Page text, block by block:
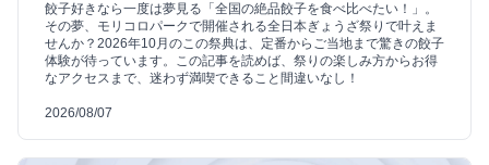
餃子好きなら一度は夢見る「全国の絶品餃子を食べ比べたい！」。
その夢、モリコロパークで開催される全日本ぎょうざ祭りで叶えま
せんか？2026年10月のこの祭典は、定番からご当地まで驚きの餃子
体験が待っています。この記事を読めば、祭りの楽しみ方からお得
なアクセスまで、迷わず満喫できること間違いなし！
2026/08/07